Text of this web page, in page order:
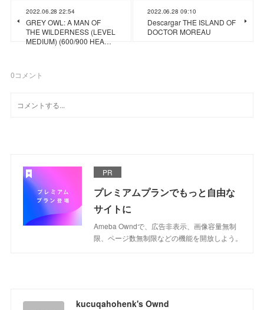
2022.06.28 22:54
GREY OWL: A MAN OF
THE WILDERNESS (LEVEL
MEDIUM) (600/900 HEA…
2022.06.28 09:10
Descargar THE ISLAND OF
DOCTOR MOREAU
0コメント
PR
プレミアムプランでもっと自由な
サイトに
Ameba Owndで、広告非表示、画像容量無制
限、ページ数無制限などの機能を開放しよう。
kucuqahohenk's Ownd